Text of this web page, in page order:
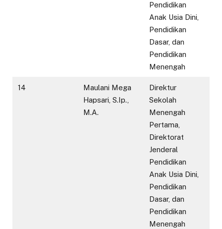
Pendidikan
Anak Usia Dini,
Pendidikan
Dasar, dan
Pendidikan
Menengah
14
Maulani Mega
Hapsari, S.Ip.,
M.A.
Direktur
Sekolah
Menengah
Pertama,
Direktorat
Jenderal
Pendidikan
Anak Usia Dini,
Pendidikan
Dasar, dan
Pendidikan
Menengah